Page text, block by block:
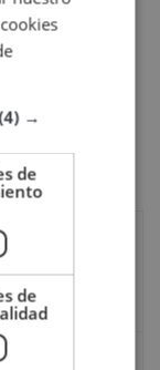
anterior
Odontología
21 febrero, 2025
→
de
de